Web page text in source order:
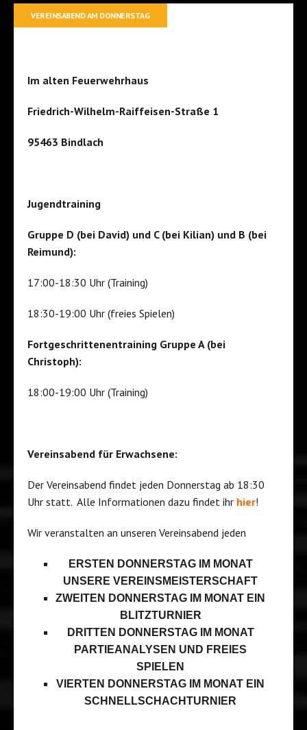
VEREINSABEND AM DONNERSTAG
Im alten Feuerwehrhaus
Friedrich-Wilhelm-Raiffeisen-Straße 1
95463 Bindlach
Jugendtraining
Gruppe D (bei David) und C (bei Kilian) und B (bei
Reimund):
17:00-18:30 Uhr (Training)
18:30-19:00 Uhr (freies Spielen)
Fortgeschrittenentraining Gruppe A (bei
Christoph):
18:00-19:00 Uhr (Training)
Vereinsabend für Erwachsene:
Der Vereinsabend findet jeden Donnerstag ab 18:30
Uhr statt. Alle Informationen dazu findet ihr hier!
Wir veranstalten an unseren Vereinsabend jeden
ERSTEN DONNERSTAG IM MONAT
UNSERE VEREINSMEISTERSCHAFT
ZWEITEN DONNERSTAG IM MONAT EIN
BLITZTURNIER
DRITTEN DONNERSTAG IM MONAT
PARTIEANALYSEN UND FREIES
SPIELEN
VIERTEN DONNERSTAG IM MONAT EIN
SCHNELLSCHACHTURNIER